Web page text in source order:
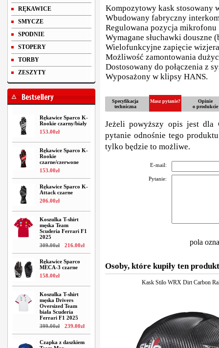
RĘKAWICE
SMYCZE
SPODNIE
STOPERY
TORBY
ZESZYTY
Rękawice Sparco K-
Rookie czarny/biały
153.00zł
Rękawice Sparco K-
Rookie
czarne/czerwone
153.00zł
Rękawice Sparco K-
Attack czarne
206.00zł
Koszulka T-shirt
męska Team
Scuderia Ferrari F1
2025
309.00zł 216.00zł
Rękawice Sparco
MECA-3 czarne
158.00zł
Koszulka T-shirt
męska Drivers
Oversized Team
biała Scuderia
Ferrari F1 2025
399.00zł 239.00zł
Czapka z daszkiem
Kompozytowy kask stosowany
Wbudowany fabryczny
Regulowana pozycja mikrofonu
Wymagane słuchawki douszne
Wielofunkcyjne zapięcie wizjera
Możliwość zamontowania
Dostosowany do połączenia z
Wyposażony w klipsy HANS.
Specyfikacja
techniczna
Masz pytanie?
Opinie
o produkcie
Jeżeli powyższy opis jest dla
pytanie odnośnie tego
tylko będzie to możliwe.
E-mail:
Pytanie:
pola
Osoby, które kupiły ten
Kask Stilo WRX Dirt Carbon